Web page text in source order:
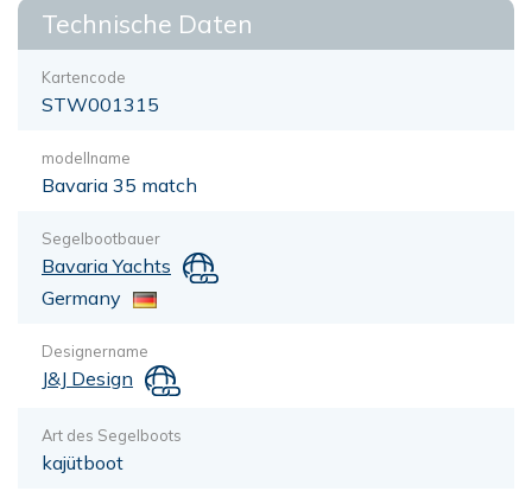
Technische Daten
Kartencode
STW001315
modellname
Bavaria 35 match
Segelbootbauer
Bavaria Yachts
Germany
Designername
J&J Design
Art des Segelboots
kajütboot